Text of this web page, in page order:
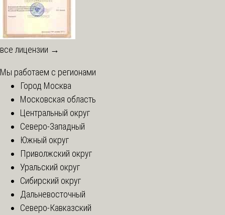
все лицензии →
Мы работаем с регионами
Город Москва
Московская область
Центральный округ
Северо-Западный
Южный округ
Приволжский округ
Уральский округ
Сибирский округ
Дальневосточный
Северо-Кавказский